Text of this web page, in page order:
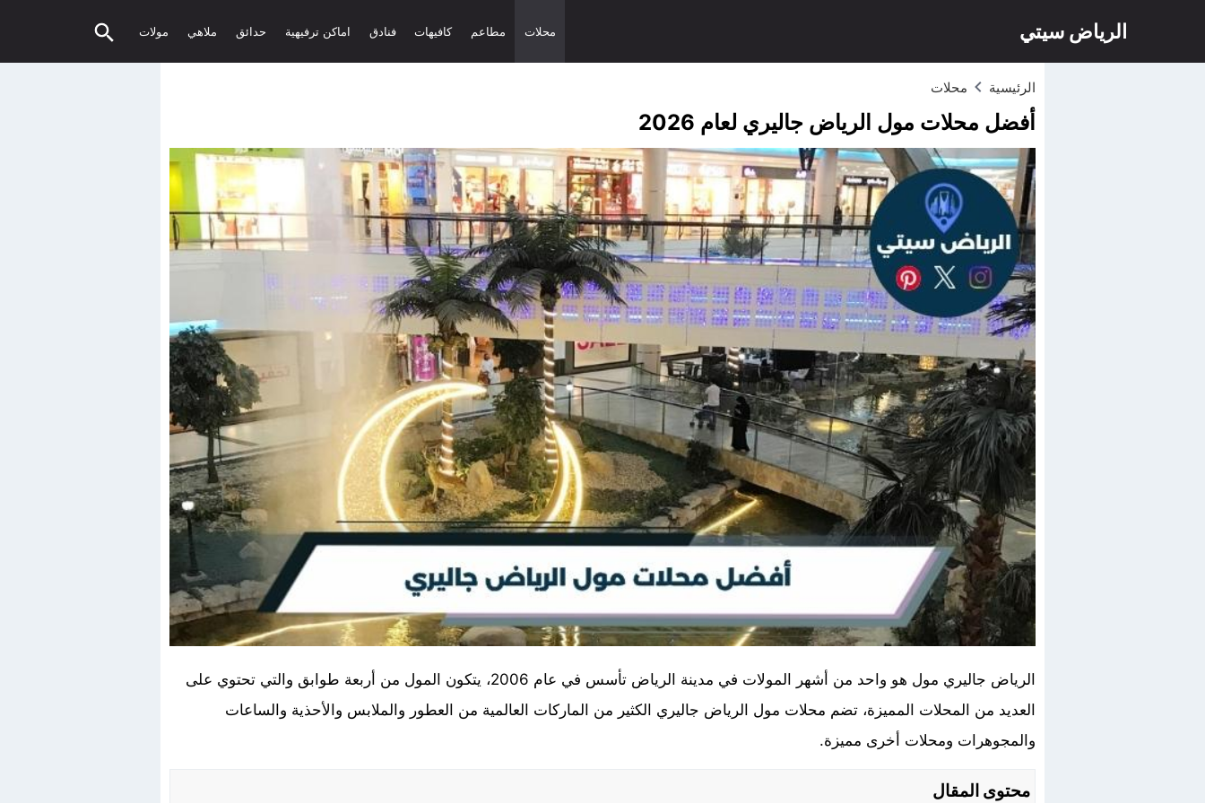
الرياض سيتي محلات مطاعم كافيهات فنادق اماكن ترفيهية حدائق ملاهي مولات
الرئيسية محلات
أفضل محلات مول الرياض جاليري لعام 2026
الرياض جاليري مول هو واحد من أشهر المولات في مدينة الرياض تأسس في عام 2006، يتكون المول من أربعة طوابق والتي تحتوي على
العديد من المحلات المميزة، تضم محلات مول الرياض جاليري الكثير من الماركات العالمية من العطور والملابس والأحذية والساعات
والمجوهرات ومحلات أخرى مميزة.
محتوى المقال